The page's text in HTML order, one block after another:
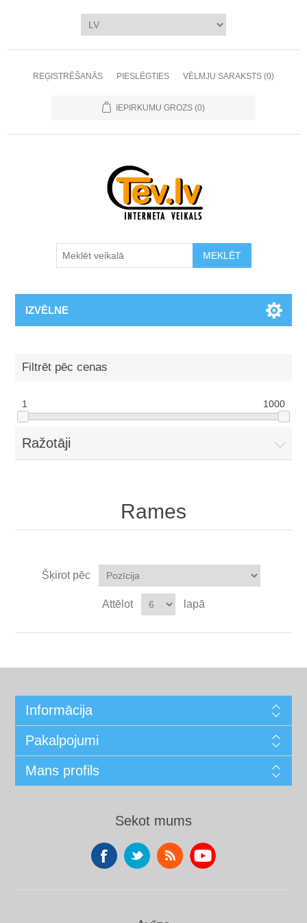
REĢISTRĒŠANĀS PIESLĒGTIES VĒLMJU SARAKSTS (0)
IEPIRKUMU GROZS (0)
MEKLĒT
IZVĒLNE
Filtrēt pēc cenas
1 1000
Ražotāji
Rames
Šķirot pēc
Attēlot lapā
Informācija
Pakalpojumi
Mans profils
Sekot mums